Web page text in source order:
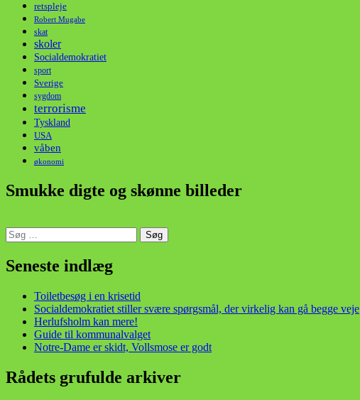
retspleje
Robert Mugabe
skat
skoler
Socialdemokratiet
sport
Sverige
sygdom
terrorisme
Tyskland
USA
våben
økonomi
Smukke digte og skønne billeder
Søg
efter:
Seneste indlæg
Toiletbesøg i en krisetid
Socialdemokratiet stiller svære spørgsmål, der virkelig kan gå begge veje
Herlufsholm kan mere!
Guide til kommunalvalget
Notre-Dame er skidt, Vollsmose er godt
Rådets grufulde arkiver